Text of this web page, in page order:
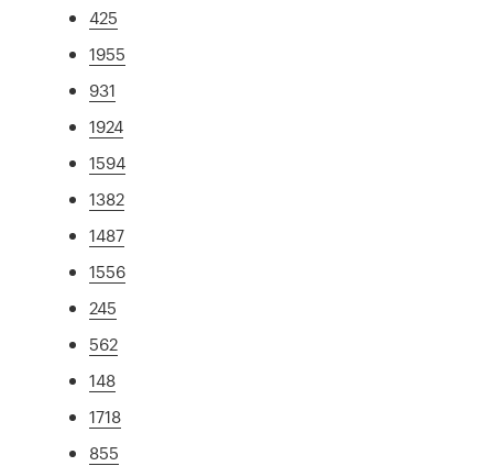
425
1955
931
1924
1594
1382
1487
1556
245
562
148
1718
855